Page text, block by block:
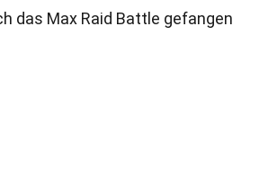
das Max Raid Battle gefangen